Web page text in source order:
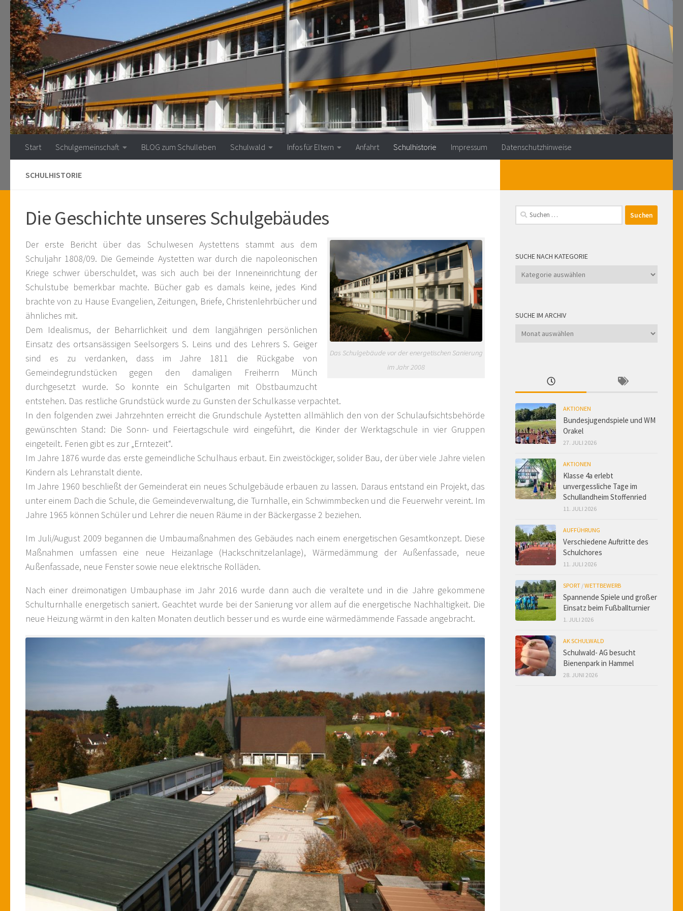
Zum Inhalt springen
Start Schulgemeinschaft BLOG zum Schulleben Schulwald Infos für Eltern Anfahrt Schulhistorie Impressum Datenschutzhinweise
SCHULHISTORIE
Die Geschichte unseres Schulgebäudes
Das Schulgebäude vor der energetischen Sanierung
im Jahr 2008
Der erste Bericht über das Schulwesen Aystettens stammt aus dem
Schuljahr 1808/09. Die Gemeinde Aystetten war durch die napoleonischen
Kriege schwer überschuldet, was sich auch bei der Inneneinrichtung der
Schulstube bemerkbar machte. Bücher gab es damals keine, jedes Kind
brachte von zu Hause Evangelien, Zeitungen, Briefe, Christenlehrbücher und
ähnliches mit.
Dem Idealismus, der Beharrlichkeit und dem langjährigen persönlichen
Einsatz des ortsansässigen Seelsorgers S. Leins und des Lehrers S. Geiger
sind es zu verdanken, dass im Jahre 1811 die Rückgabe von
Gemeindegrundstücken gegen den damaligen Freiherrn Münch
durchgesetzt wurde. So konnte ein Schulgarten mit Obstbaumzucht
entstehen. Das restliche Grundstück wurde zu Gunsten der Schulkasse verpachtet.
In den folgenden zwei Jahrzehnten erreicht die Grundschule Aystetten allmählich den von der Schulaufsichtsbehörde
gewünschten Stand: Die Sonn- und Feiertagschule wird eingeführt, die Kinder der Werktagschule in vier Gruppen
eingeteilt. Ferien gibt es zur „Erntezeit“.
Im Jahre 1876 wurde das erste gemeindliche Schulhaus erbaut. Ein zweistöckiger, solider Bau, der über viele Jahre vielen
Kindern als Lehranstalt diente.
Im Jahre 1960 beschließt der Gemeinderat ein neues Schulgebäude erbauen zu lassen. Daraus entstand ein Projekt, das
unter einem Dach die Schule, die Gemeindeverwaltung, die Turnhalle, ein Schwimmbecken und die Feuerwehr vereint. Im
Jahre 1965 können Schüler und Lehrer die neuen Räume in der Bäckergasse 2 beziehen.
Im Juli/August 2009 begannen die Umbaumaßnahmen des Gebäudes nach einem energetischen Gesamtkonzept. Diese
Maßnahmen umfassen eine neue Heizanlage (Hackschnitzelanlage), Wärmedämmung der Außenfassade, neue
Außenfassade, neue Fenster sowie neue elektrische Rolläden.
Nach einer dreimonatigen Umbauphase im Jahr 2016 wurde dann auch die veraltete und in die Jahre gekommene
Schulturnhalle energetisch saniert. Geachtet wurde bei der Sanierung vor allem auf die energetische Nachhaltigkeit. Die
neue Heizung wärmt in den kalten Monaten deutlich besser und es wurde eine wärmedämmende Fassade angebracht.
Suchen
nach:
SUCHE NACH KATEGORIE
Suche
SUCHE IM ARCHIV
Suche
AKTIONEN
Bundesjugendspiele und WM
Orakel
27. JULI 2026
AKTIONEN
Klasse 4a erlebt
unvergessliche Tage im
Schullandheim Stoffenried
11. JULI 2026
AUFFÜHRUNG
Verschiedene Auftritte des
Schulchores
11. JULI 2026
SPORT /WETTBEWERB
Spannende Spiele und großer
Einsatz beim Fußballturnier
1. JULI 2026
AK SCHULWALD
Schulwald- AG besucht
Bienenpark in Hammel
28. JUNI 2026